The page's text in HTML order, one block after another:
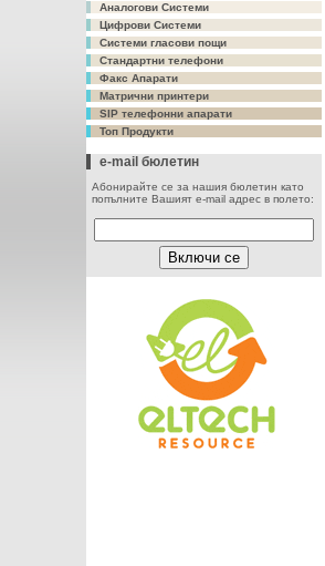
Аналогови Системи
Цифрови Системи
Системи гласови пощи
Стандартни телефони
Факс Апарати
Матрични принтери
SIP телефонни апарати
Топ Продукти
e-mail бюлетин
Абонирайте се за нашия бюлетин като
попълните Вашият e-mail адрес в полето: